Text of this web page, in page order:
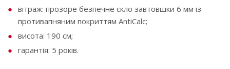
вітраж: прозоре безпечне скло завтовшки 6 мм із
противапняним покриттям AntiCalc;
висота: 190 см;
гарантія: 5 років.